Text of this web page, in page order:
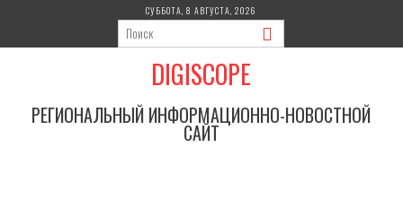
содержимому
СУББОТА, 8 АВГУСТА, 2026
DIGISCOPE
РЕГИОНАЛЬНЫЙ ИНФОРМАЦИОННО-НОВОСТНОЙ
САЙТ